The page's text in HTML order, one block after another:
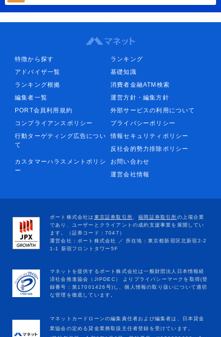
特徴から探す
ランキング
アドバイザ一覧
基礎知識
ランキング根拠
消費者金融ATM検索
編集者一覧
運営方針・編集方針
PORT会員利用規約
外部サービスの利用について
コンプライアンスポリシー
プライバシーポリシー
行動ターゲティング広告につい
て
情報セキュリティポリシー
反社会的勢力排除ポリシー
カスタマーハラスメントポリシ
ー
お問い合わせ
運営会社情報
マネットカードローンの編集責任者および編集者は、日本貸金
業協会の定める貸金業務取扱主任者登録を受けています。